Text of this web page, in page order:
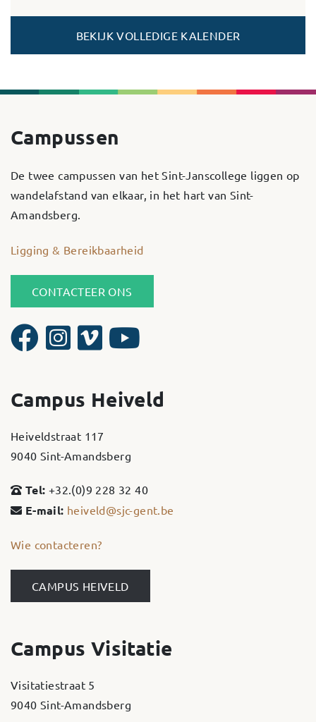
BEKIJK VOLLEDIGE KALENDER
Campussen
De twee campussen van het Sint-Janscollege liggen op
wandelafstand van elkaar, in het hart van Sint-
Amandsberg.
Ligging & Bereikbaarheid
CONTACTEER ONS
Campus Heiveld
Heiveldstraat 117
9040 Sint-Amandsberg
Tel: +32.(0)9 228 32 40
E-mail: heiveld@sjc-gent.be
Wie contacteren?
CAMPUS HEIVELD
Campus Visitatie
Visitatiestraat 5
9040 Sint-Amandsberg